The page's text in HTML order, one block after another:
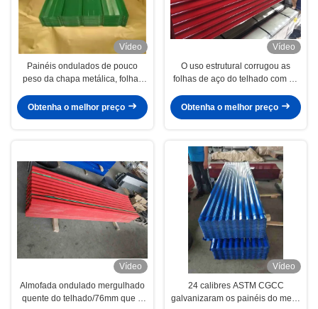
Vídeo
Painéis ondulados de pouco
peso da chapa metálica, folhas
do telhado
Obtenha o melhor preço
Vídeo
O uso estrutural corrugou as
folhas de aço do telhado com as
Finishing Surface Corrugated
Obtenha o melhor preço
Vídeo
Almofada ondulado mergulhado
quente do telhado/76mm que a
Vídeo
24 calibres ASTM CGCC
galvanizaram os painéis do metal